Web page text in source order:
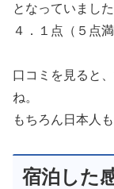
となっていまし
４．１点（５点
口コミを見ると
ね。
もちろん日本人も
宿泊した